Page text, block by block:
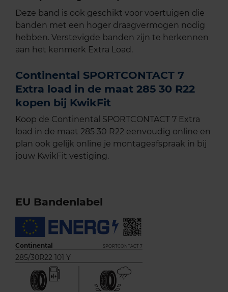
Deze band is ook geschikt voor voertuigen die
banden met een hoger draagvermogen nodig
hebben. Verstevigde banden zijn te herkennen
aan het kenmerk Extra Load.
Continental SPORTCONTACT 7
Extra load in de maat 285 30 R22
kopen bij KwikFit
Koop de Continental SPORTCONTACT 7 Extra
load in de maat 285 30 R22 eenvoudig online en
plan ook gelijk online je montageafspraak in bij
jouw KwikFit vestiging.
EU Bandenlabel
Continental SPORTCONTACT 7
285/30R22 101 Y